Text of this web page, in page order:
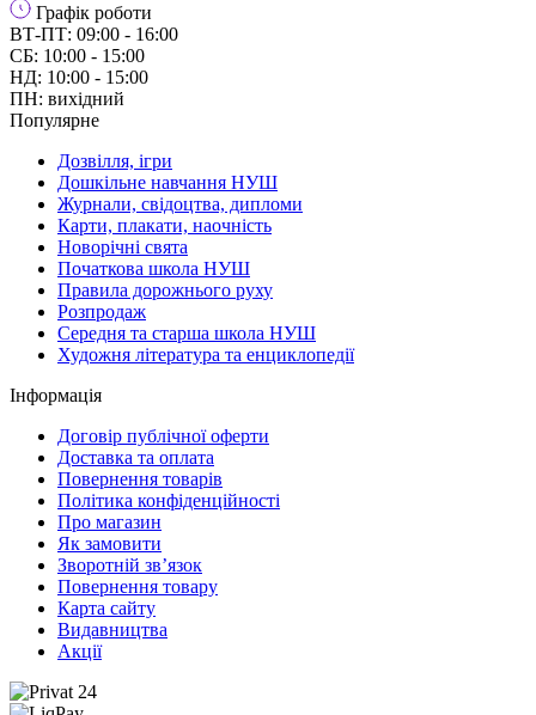
Графік роботи
ВТ-ПТ: 09:00 - 16:00
СБ: 10:00 - 15:00
НД: 10:00 - 15:00
ПН: вихідний
Популярне
Дозвілля, ігри
Дошкільне навчання НУШ
Журнали, свідоцтва, дипломи
Карти, плакати, наочність
Новорічні свята
Початкова школа НУШ
Правила дорожнього руху
Розпродаж
Середня та старша школа НУШ
Художня література та енциклопедії
Інформація
Договір публічної оферти
Доставка та оплата
Повернення товарів
Політика конфіденційності
Про магазин
Як замовити
Зворотній зв’язок
Повернення товару
Карта сайту
Видавництва
Акції